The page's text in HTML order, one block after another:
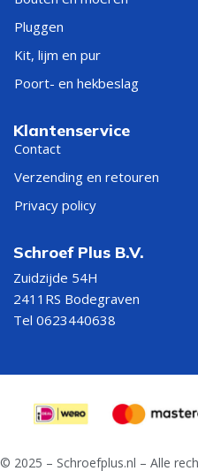
Pluggen
Kit, lijm en pur
Poort- en hekbeslag
Klantenservice
Contact
Verzending en retouren
Privacy policy
Schroef Plus B.V.
Zuidzijde 54H
2411RS Bodegraven
Tel 0623440638
© 2025 – Schroefplus.nl – Alle